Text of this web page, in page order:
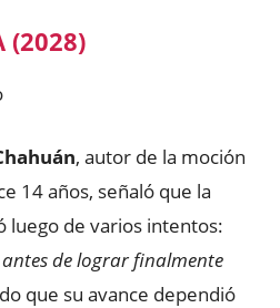
(2028)
, autor de la moción
14 años, señaló que la
luego de varios intentos:
de lograr finalmente
que su avance dependió